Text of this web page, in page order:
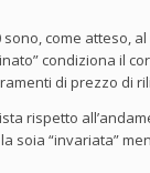
come atteso,
condiziona il
di prezzo di
rispetto
soia “invariata”